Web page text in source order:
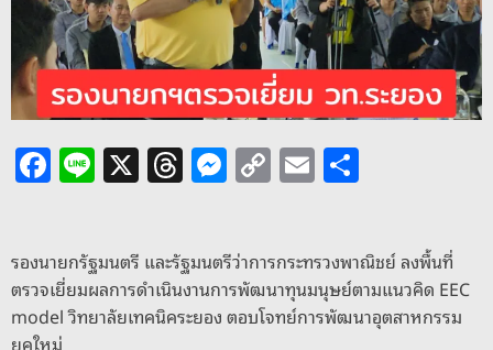
F
a
e
b
Li
n
X T
h
a
d
M
e
e
n
C
o
y
Li
E
m
l e
รองนายกรัฐมนตรี และรัฐมนตรีว่าการกระทรวงพาณิชย์ ลงพื้นที่
ตรวจเยี่ยมผลการดำเนินงานการพัฒนาทุนมนุษย์ตามแนวคิด EEC
model วิทยาลัยเทคนิคระยอง ตอบโจทย์การพัฒนาอุตสาหกรรม
ยุคใหม่